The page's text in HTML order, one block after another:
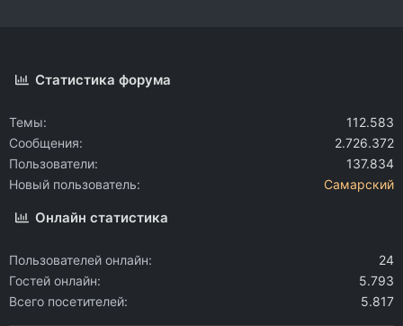
Статистика форума
Темы
112.583
Сообщения
2.726.372
Пользователи
137.834
Новый пользователь
Самарский
Онлайн статистика
Пользователей онлайн
24
Гостей онлайн
5.793
Всего посетителей
5.817